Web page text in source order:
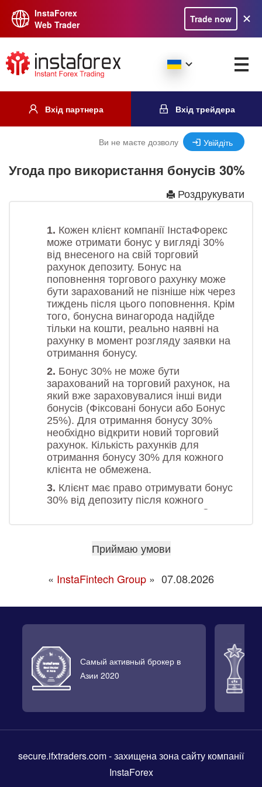
InstaForex
Web Trader
Trade now
Вхід партнера Вхід трейдера
Ви не маєте дозволу Увійдіть
Угода про використання бонусів 30%
Роздрукувати
« InstaFintech Group » 07.08.2026
Самый активный брокер в
Азии 2020
secure.ifxtraders.com- захищена зона сайту компанії
InstaForex